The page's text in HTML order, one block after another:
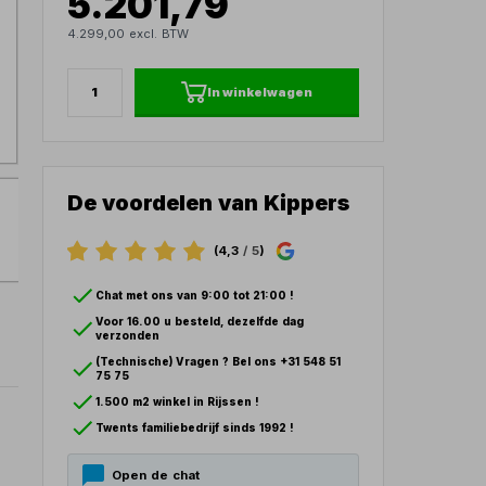
4.299,00 excl. BTW
In winkelwagen
De voordelen van Kippers
(4,3/ 5)
Chat met ons van 9:00 tot 21:00 !
Voor 16.00 u besteld, dezelfde dag
verzonden
(Technische) Vragen ? Bel ons +31 548 51
75 75
1.500 m2 winkel in Rijssen !
Twents familiebedrijf sinds 1992 !
Open de chat